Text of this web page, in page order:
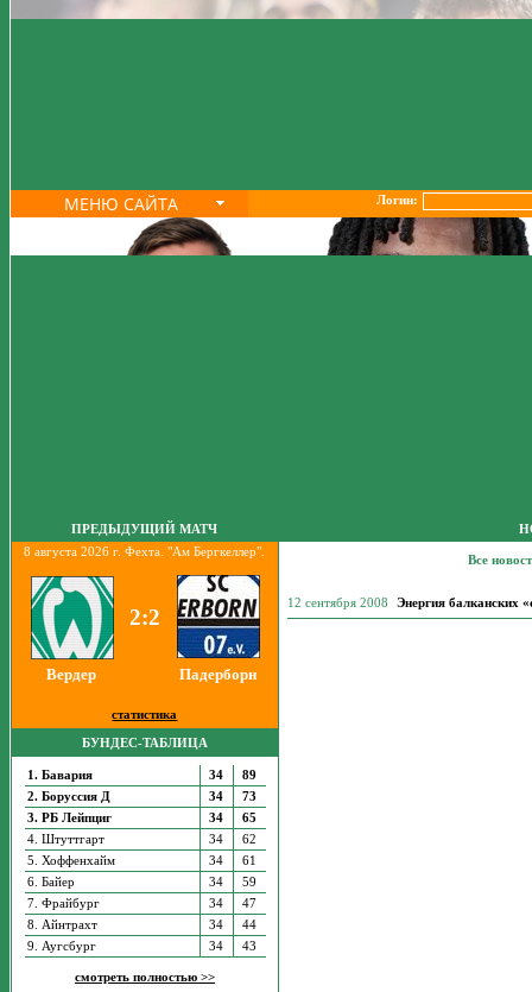
МЕНЮ САЙТА Логин:
ПРЕДЫДУЩИЙ МАТЧ
8 августа 2026 г. Фехта. "Ам Бергкеллер".
2:2
Вердер Падерборн
статистика
БУНДЕС-ТАБЛИЦА
1. Бавария 34
89
2. Боруссия Д
34
73
3. РБ Лейпциг
34
65
4. Штуттгарт
34
62
5. Хоффенхайм
34
61
6. Байер
34
59
7. Фрайбург
34
47
8. Айнтрахт
34
44
9. Аугсбург
34 43
смотреть полностью >>
Все
12 сентября 2008 Энергия балканских